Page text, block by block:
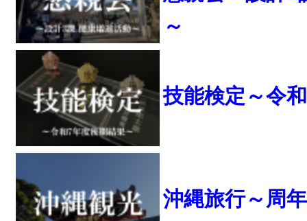
～
技能検定～令
沖縄旅行～周